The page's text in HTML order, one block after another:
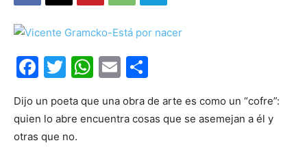
Facebook
Twitter
WhatsApp
Email
Dijo un poeta que una obra de arte es como un “cofre”:
quien lo abre encuentra cosas que se asemejan a él y
otras que no.